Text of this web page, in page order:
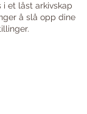
et låst arkivskap
å slå opp dine